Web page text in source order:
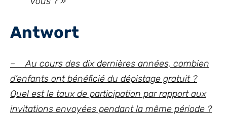
Antwort
– Au cours des dix dernières années, combien
d’enfants ont bénéficié du dépistage gratuit ?
Quel est le taux de participation par rapport aux
invitations envoyées pendant la même période ?